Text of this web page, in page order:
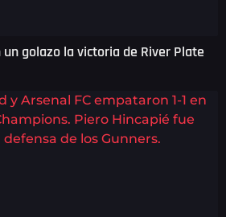
golazo la victoria de River Plate